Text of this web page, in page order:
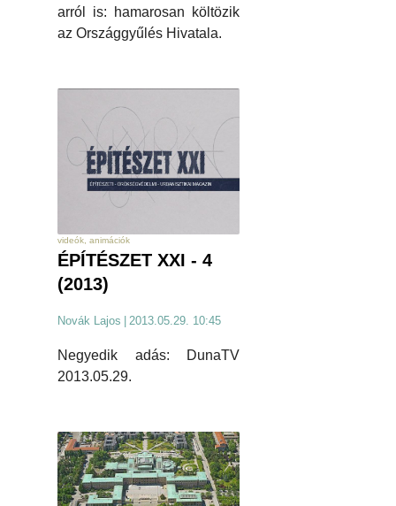
arról is: hamarosan költözik
az Országgyűlés Hivatala.
videók, animációk
ÉPÍTÉSZET XXI - 4
(2013)
Novák Lajos 2013.05.29. 10:45
Negyedik adás: DunaTV
2013.05.29.